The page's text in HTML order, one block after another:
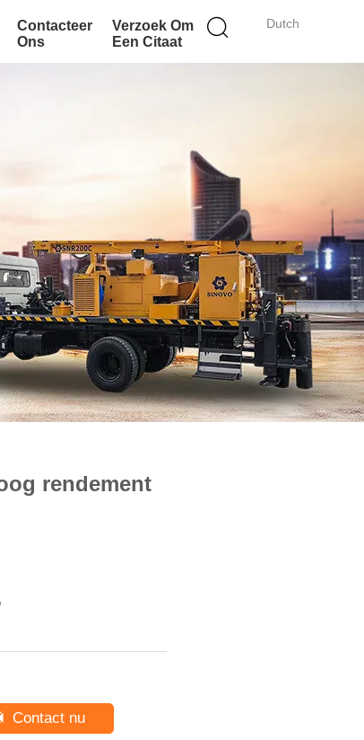
Dutch
Contacteer
Ons
Verzoek Om
Een Citaat
rendement
Contact nu